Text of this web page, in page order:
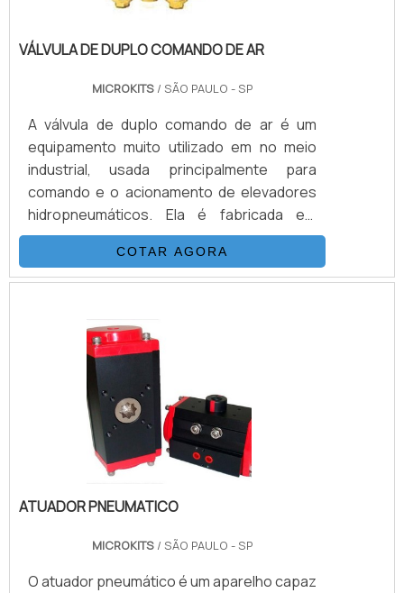
VÁLVULA DE DUPLO COMANDO DE AR
MICROKITS/ SÃO PAULO - SP
A válvula de duplo comando de ar é um
equipamento muito utilizado em no meio
industrial, usada principalmente para
comando e o acionamento de elevadores
hidropneumáticos. Ela é fabricada em
bronze, e conta ainda com haste de
aço.Quais os componentes da válvula
Porcas; Arruelas; Gaxetas; Esferas;
que existem dois outros tipos de válvulas
de comando, sendo uma a válvula de ferro
com corpo, tampa e discos de vedação
feitos em bronze, a haste, alavanca e cabo.
COTAR AGORA
ATUADOR PNEUMATICO
MICROKITS/ SÃO PAULO - SP
O atuador pneumático é um aparelho capaz